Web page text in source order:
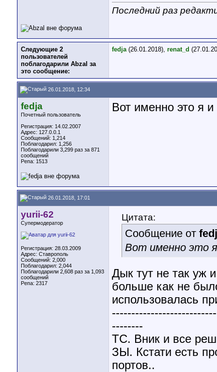
Последний раз
Следующие 2
пользователей
поблагодарили Abzal за
это сообщение:
fedja(26.01.2018), renat_d
26.01.2018, 12:34
fedja
Почетный пользователь
Регистрация: 14.02.2007
Адрес: 127.0.0.1
Сообщений: 1,214
Поблагодарил: 1,256
Поблагодарили 3,299 раз за 871
сообщений
Репа: 1513
Вот именно это я
26.01.2018, 17:01
yurii-62
Супермодератор
Регистрация: 28.03.2009
Адрес: Ставрополь
Сообщений: 2,000
Поблагодарил: 2,044
Поблагодарили 2,608 раз за 1,093
сообщений
Репа: 2317
Цитата:
Сообщение от
Вот именно это я
Дык тут не так уж
больше как не
использовалась
--------
ТС. Вник и все
ЗЫ. Кстати есть
портов..